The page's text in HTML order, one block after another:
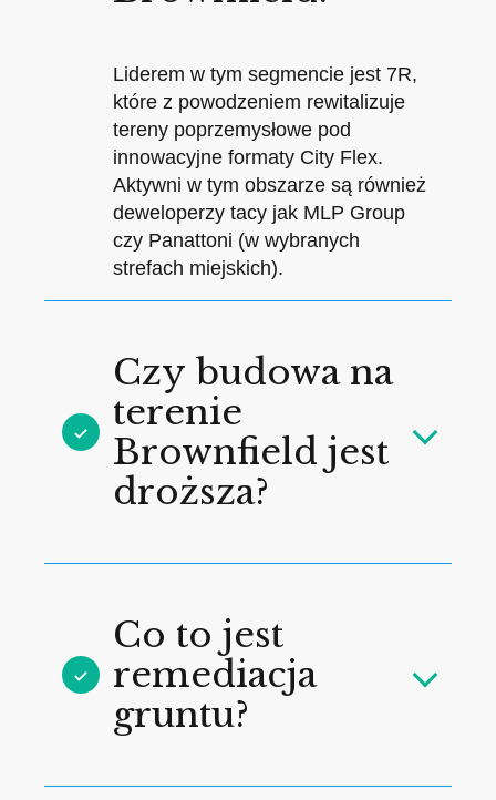
Liderem w tym segmencie jest 7R,
które z powodzeniem rewitalizuje
tereny poprzemysłowe pod
innowacyjne formaty City Flex.
Aktywni w tym obszarze są również
deweloperzy tacy jak MLP Group
czy Panattoni (w wybranych
strefach miejskich).
Czy budowa na
terenie
Brownfield jest
droższa?
Co to jest
remediacja
gruntu?